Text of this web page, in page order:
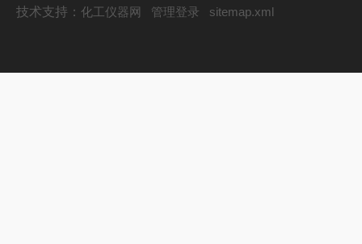
技术支持： 化工仪器网 管理登录 sitemap.xml